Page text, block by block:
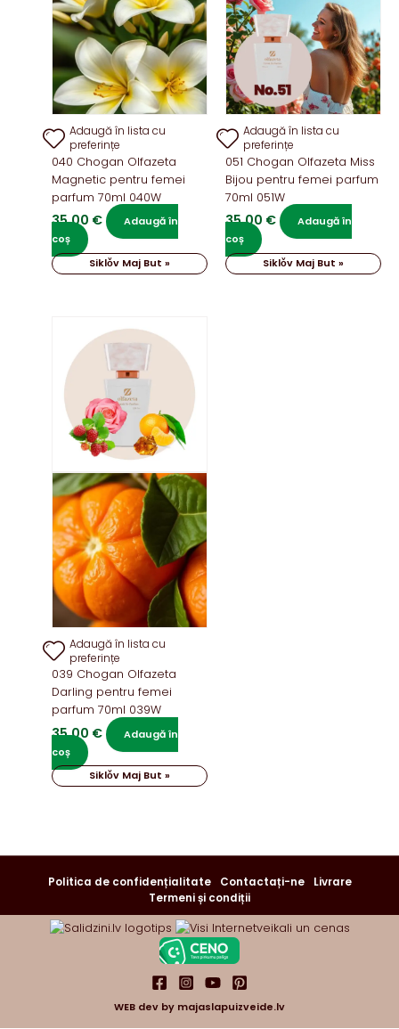
Adaugă în lista cu
preferințe
040 Chogan Olfazeta
Magnetic pentru femei
parfum 70ml 040W
35,00 €
Adaugă în
coș
Siklǒv Maj But »
Adaugă în lista cu
preferințe
051 Chogan Olfazeta Miss
Bijou pentru femei parfum
70ml 051W
35,00 €
Adaugă în
coș
Siklǒv Maj But »
Adaugă în lista cu
preferințe
039 Chogan Olfazeta
Darling pentru femei
parfum 70ml 039W
35,00 €
Adaugă în
coș
Siklǒv Maj But »
Politica de confidențialitate Contactați-ne
Livrare
Termeni și condiții
WEB dev by majaslapuizveide.lv